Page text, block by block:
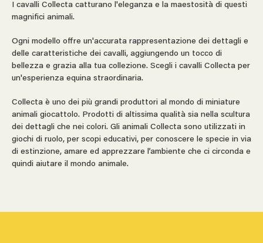
I cavalli Collecta catturano l'eleganza e la maestosità di questi
magnifici animali.
Ogni modello offre un'accurata rappresentazione dei dettagli e
delle caratteristiche dei cavalli, aggiungendo un tocco di
bellezza e grazia alla tua collezione. Scegli i cavalli Collecta per
un'esperienza equina straordinaria.
Collecta è uno dei più grandi produttori al mondo di miniature
animali giocattolo. Prodotti di altissima qualità sia nella scultura
dei dettagli che nei colori. Gli animali Collecta sono utilizzati in
giochi di ruolo, per scopi educativi, per conoscere le specie in via
di estinzione, amare ed apprezzare l’ambiente che ci circonda e
quindi aiutare il mondo animale.